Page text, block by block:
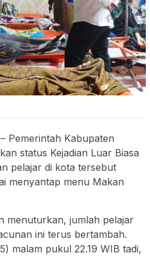
Pemerintah Kabupaten
status Kejadian Luar Biasa
pelajar di kota tersebut
menyantap menu Makan
menuturkan, jumlah pelajar
ini terus bertambah.
malam pukul 22.19 WIB tadi,